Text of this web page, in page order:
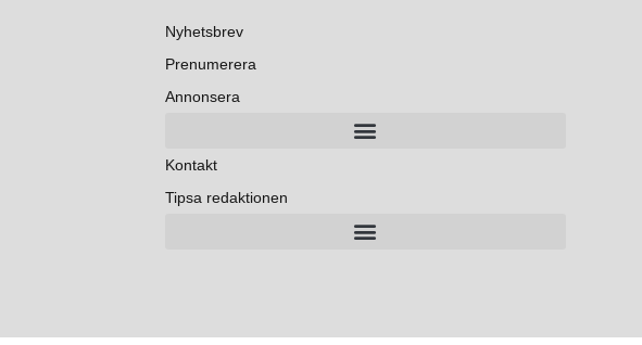
Nyhetsbrev
Prenumerera
Annonsera
Kontakt
Tipsa redaktionen